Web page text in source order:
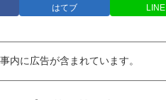
はてブ LINE
内に広告が含まれています。